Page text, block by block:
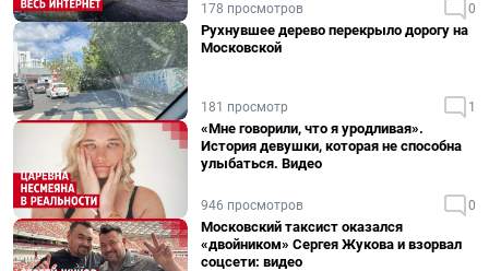
178 просмотров 0
Рухнувшее дерево перекрыло дорогу на
Московской
181 просмотр 1
«Мне говорили, что я уродливая».
История девушки, которая не способна
улыбаться. Видео
946 просмотров 0
Московский таксист оказался
«двойником» Сергея Жукова и взорвал
соцсети: видео